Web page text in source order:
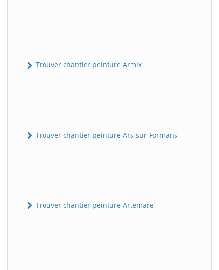
Trouver chantier peinture Armix
Trouver chantier peinture Ars-sur-Formans
Trouver chantier peinture Artemare